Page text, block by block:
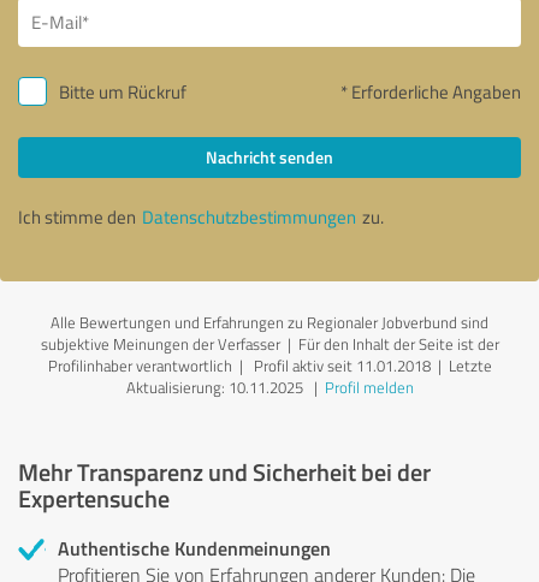
Bitte um Rückruf * Erforderliche Angaben
Nachricht senden
Ich stimme den Datenschutzbestimmungen zu.
Alle Bewertungen und Erfahrungen zu Regionaler Jobverbund sind
subjektive Meinungen der Verfasser | Für den Inhalt der Seite ist der
Profilinhaber verantwortlich | Profil aktiv seit 11.01.2018 | Letzte
Aktualisierung: 10.11.2025| Profil melden
Mehr Transparenz und Sicherheit bei der
Expertensuche
Authentische Kundenmeinungen
Profitieren Sie von Erfahrungen anderer Kunden: Die